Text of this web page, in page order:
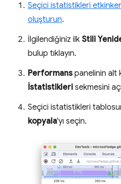
Seçici istatistikleri
oluşturun.
İlgilendiğiniz ilk Stili
bulup tıklayın.
Performanspanelinin alt
İstatistikleri sekmesini
Seçici istatistikleri
kopyala'yı seçin.